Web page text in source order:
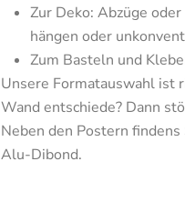
Zur Deko: Abzüge
hängen oder
Unsere Formatauswahl ist
Wand entschiede? Dann
Neben den Postern
Alu-Dibond.